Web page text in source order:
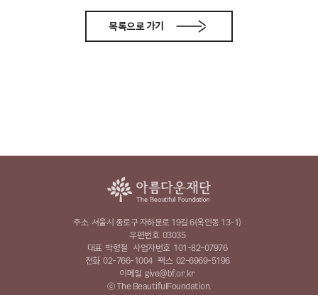
목록으로 가기
주소 서울시 종로구 자하문로 19길 6(옥인동 13-1)
우편번호 03035
대표 박형철 사업자번호 101-82-07976
전화 02-766-1004 팩스 02-6969-5196
이메일 give@bf.or.kr
ⓒ The BeautifulFoundation.